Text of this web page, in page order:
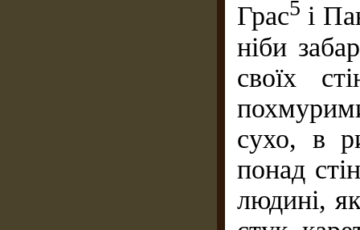
Грас5 і
ніби
своїх
сухо, в
понад
людині,